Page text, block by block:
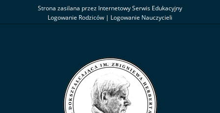
Strona zasilana przez Internetowy Serwis Edukacyjny
Logowanie Rodziców | Logowanie Nauczycieli